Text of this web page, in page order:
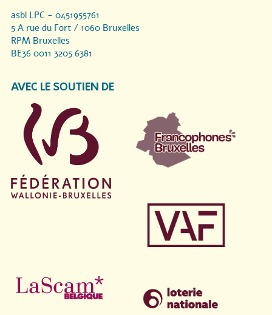
asbl LPC - 0451955761
5 A rue du Fort / 1060 Bruxelles
RPM Bruxelles
BE36 0011 3205 6381
AVEC LE SOUTIEN DE